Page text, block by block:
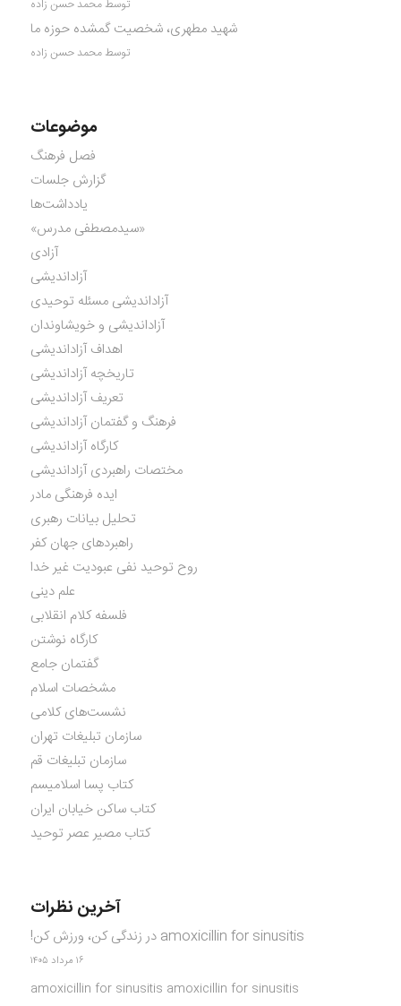
توسط محمد حسن زاده
شهید مطهری، شخصیت گمشده حوزه ما
توسط محمد حسن زاده
موضوعات
فصل فرهنگ
گزارش جلسات
یادداشت‌ها
«سیدمصطفی مدرس»
آزادی
آزاداندیشی
آزاداندیشی مسئله توحیدی
آزاداندیشی و خویشاوندان
اهداف آزاداندیشی
تاریخچه آزاداندیشی
تعریف آزاداندیشی
فرهنگ و گفتمان آزاداندیشی
کارگاه آزاداندیشی
مختصات راهبردی آزاداندیشی
ایده فرهنگی مادر
تحلیل بیانات رهبری
راهبردهای جهان کفر
روح توحید نفی عبودیت غیر خدا
علم دینی
فلسفه کلام انقلابی
کارگاه نوشتن
گفتمان جامع
مشخصات اسلام
نشست‌های کلامی
سازمان تبلیغات تهران
سازمان تبلیغات قم
کتاب پسا اسلامیسم
کتاب ساکن خیابان ایران
کتاب مصیر عصر توحید
آخرین نظرات
amoxicillin for sinusitis درزندگی کن، ورزش کن!
۱۶ مرداد ۱۴۰۵
amoxicillin for sinusitis amoxicillin for sinusitis